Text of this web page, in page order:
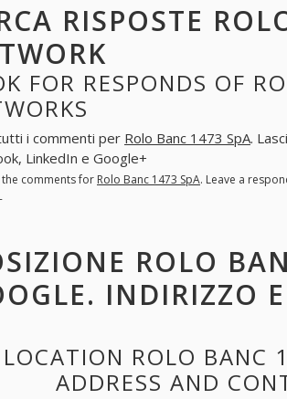
RISPOSTE
FOR RESPONDS OF
i commenti per Rolo Banc 1473 SpA.
LinkedIn e Google+
the comments for Rolo Banc 1473 SpA. Leave a
ROLO
INDIRIZZO
LOCATION ROLO BANC
ADDRESS AND